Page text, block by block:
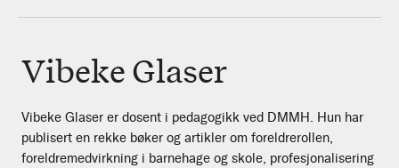
Vibeke Glaser
Vibeke Glaser er dosent i pedagogikk ved DMMH. Hun har
publisert en rekke bøker og artikler om foreldrerollen,
foreldremedvirkning i barnehage og skole, profesjonalisering